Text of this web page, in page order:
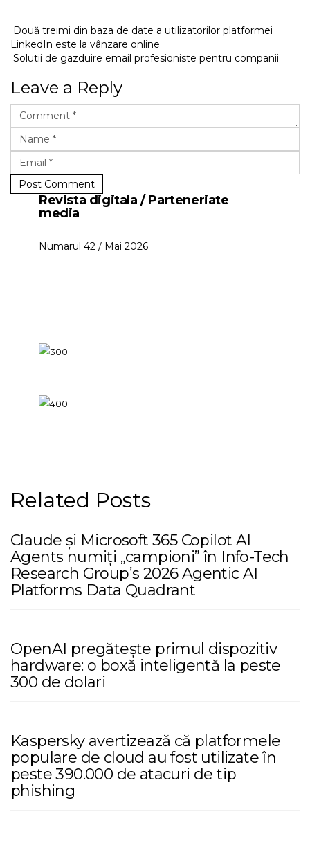
Două treimi din baza de date a utilizatorilor platformei
LinkedIn este la vânzare online
Solutii de gazduire email profesioniste pentru companii
Leave a Reply
Post Comment
Revista digitala / Parteneriate
media
Numarul 42 / Mai 2026
Related Posts
Claude și Microsoft 365 Copilot AI
Agents numiți „campioni” în Info-Tech
Research Group’s 2026 Agentic AI
Platforms Data Quadrant
OpenAI pregătește primul dispozitiv
hardware: o boxă inteligentă la peste
300 de dolari
Kaspersky avertizează că platformele
populare de cloud au fost utilizate în
peste 390.000 de atacuri de tip
phishing